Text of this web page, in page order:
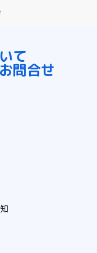
て
お問合せ